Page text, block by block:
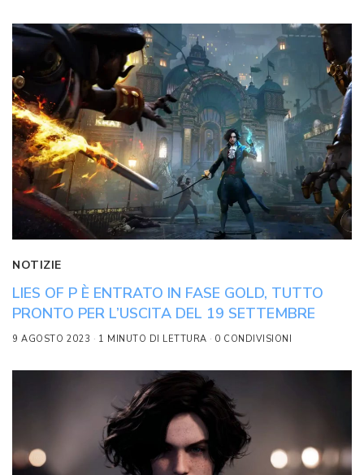
NOTIZIE
LIES OF P È ENTRATO IN FASE GOLD, TUTTO
PRONTO PER L’USCITA DEL 19 SETTEMBRE
9 AGOSTO 2023 1 MINUTO DI LETTURA 0 CONDIVISIONI